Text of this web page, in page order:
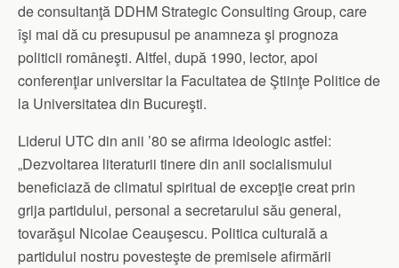
de consultanţă DDHM Strategic Consulting Group, care
îşi mai dă cu presupusul pe anamneza şi prognoza
politicii româneşti. Altfel, după 1990, lector, apoi
conferenţiar universitar la Facultatea de Ştiinţe Politice de
la Universitatea din Bucureşti.
Liderul UTC din anii ’80 se afirma ideologic astfel:
„Dezvoltarea literaturii tinere din anii socialismului
beneficiază de climatul spiritual de excepţie creat prin
grija partidului, personal a secretarului său general,
tovarăşul Nicolae Ceauşescu. Politica culturală a
partidului nostru povesteşte de premisele afirmării